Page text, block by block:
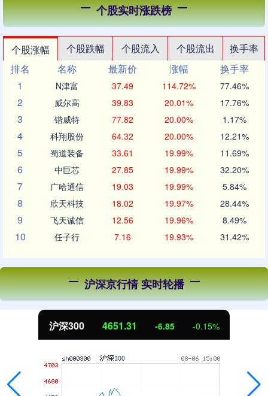
个股实时涨跌榜
个股涨幅 个股跌幅 个股流入 个股流出
换手率
排名
名称 最新价 涨幅
换手率
1
N津富 37.49 114.72% 77.46%
2 威尔高 39.83 20.01% 17.76%
3 锴威特 77.82 20.00% 1.17%
4 科翔股份 64.32 20.00% 12.21%
5 蜀道装备 33.61 19.99% 11.69%
6 中巨芯 27.85 19.99% 32.20%
7 广哈通信 19.03 19.99% 5.84%
8 欣天科技 18.02 19.97% 28.44%
9 飞天诚信 12.56 19.96% 8.49%
10 任子行 7.16 19.93% 31.42%
沪深京行情 实时轮播
沪深300 4651.31 -6.85 -0.15%